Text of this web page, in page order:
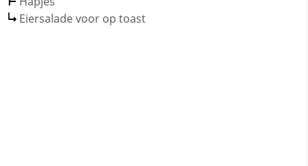
Eiersalade voor op toast